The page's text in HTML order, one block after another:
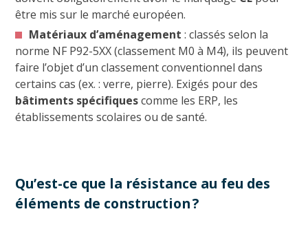
être mis sur le marché européen.
Matériaux d’aménagement: classés selon la
norme NF P92-5XX (classement M0 à M4), ils peuvent
faire l’objet d’un classement conventionnel dans
certains cas (ex. : verre, pierre). Exigés pour des
bâtiments spécifiquescomme les ERP, les
établissements scolaires ou de santé.
Qu’est-ce que la résistance au feu des
éléments de construction ?